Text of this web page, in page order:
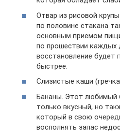
Отвар из рисовой
по половине стакана
основным приемом
по прошествии каждых
восстановление будет
быстрее.
Слизистые каши
Бананы. Этот любимый
только вкусный, но
который в свою
восполнять запас